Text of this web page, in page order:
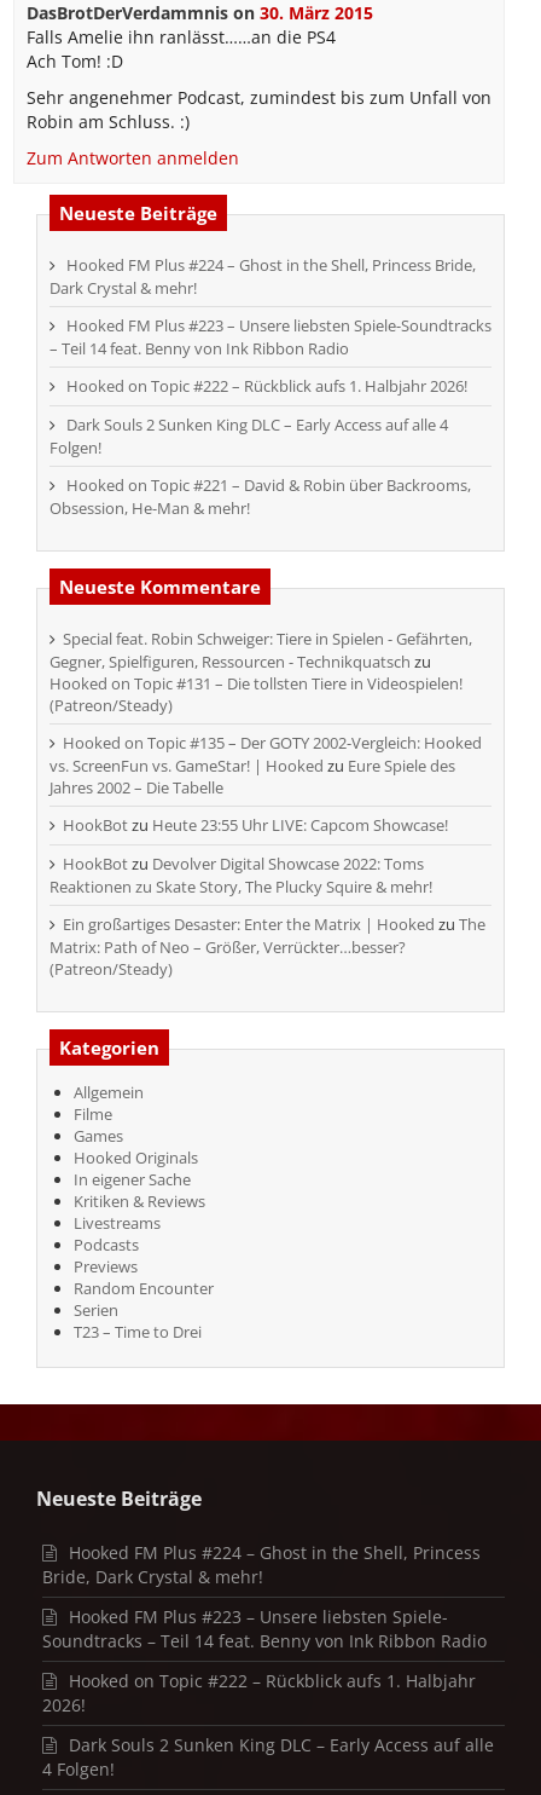
DasBrotDerVerdammnison 30. März 2015
Falls Amelie ihn ranlässt……an die PS4
Ach Tom! :D
Sehr angenehmer Podcast, zumindest bis zum Unfall von
Robin am Schluss. :)
Zum Antworten anmelden
Neueste Beiträge
Hooked FM Plus #224 – Ghost in the Shell, Princess Bride,
Dark Crystal & mehr!
Hooked FM Plus #223 – Unsere liebsten Spiele-Soundtracks
– Teil 14 feat. Benny von Ink Ribbon Radio
Hooked on Topic #222 – Rückblick aufs 1. Halbjahr 2026!
Dark Souls 2 Sunken King DLC – Early Access auf alle 4
Folgen!
Hooked on Topic #221 – David & Robin über Backrooms,
Obsession, He-Man & mehr!
Neueste Kommentare
Special feat. Robin Schweiger: Tiere in Spielen - Gefährten,
Gegner, Spielfiguren, Ressourcen - Technikquatsch zu
Hooked on Topic #131 – Die tollsten Tiere in Videospielen!
(Patreon/Steady)
Hooked on Topic #135 – Der GOTY 2002-Vergleich: Hooked
vs. ScreenFun vs. GameStar! | Hooked zu Eure Spiele des
Jahres 2002 – Die Tabelle
HookBotzu Heute 23:55 Uhr LIVE: Capcom Showcase!
HookBotzu Devolver Digital Showcase 2022: Toms
Reaktionen zu Skate Story, The Plucky Squire & mehr!
Ein großartiges Desaster: Enter the Matrix | Hooked zu The
Matrix: Path of Neo – Größer, Verrückter…besser?
(Patreon/Steady)
Kategorien
Allgemein
Filme
Games
Hooked Originals
In eigener Sache
Kritiken & Reviews
Livestreams
Podcasts
Previews
Random Encounter
Serien
T23 – Time to Drei
Neueste Beiträge
Hooked FM Plus #224 – Ghost in the Shell, Princess
Bride, Dark Crystal & mehr!
Hooked FM Plus #223 – Unsere liebsten Spiele-
Soundtracks – Teil 14 feat. Benny von Ink Ribbon Radio
Hooked on Topic #222 – Rückblick aufs 1. Halbjahr
2026!
Dark Souls 2 Sunken King DLC – Early Access auf alle
4 Folgen!